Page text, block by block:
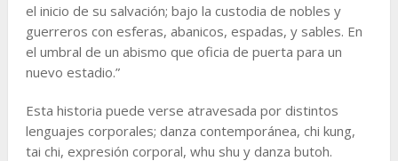
el inicio de su salvación; bajo la custodia de nobles y
guerreros con esferas, abanicos, espadas, y sables. En
el umbral de un abismo que oficia de puerta para un
nuevo estadio.”
Esta historia puede verse atravesada por distintos
lenguajes corporales; danza contemporánea, chi kung,
tai chi, expresión corporal, whu shu y danza butoh.